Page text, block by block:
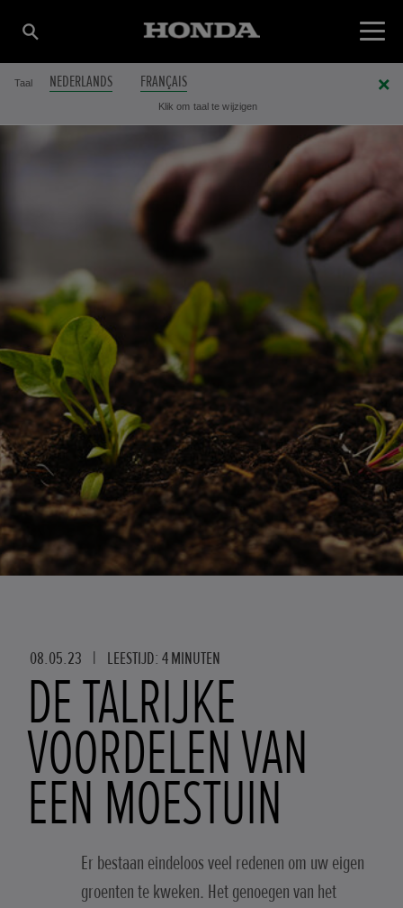
Taal NEDERLANDS FRANÇAIS
Klik om taal te wijzigen
08.05.23 | LEESTIJD: 4 MINUTEN
DE TALRIJKE
VOORDELEN VAN
EEN MOESTUIN
Er bestaan eindeloos veel redenen om uw eigen
groenten te kweken. Het genoegen van het